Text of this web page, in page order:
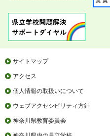
サイトマップ
アクセス
個人情報の取扱いについて
ウェブアクセシビリティ方針
神奈川県教育委員会